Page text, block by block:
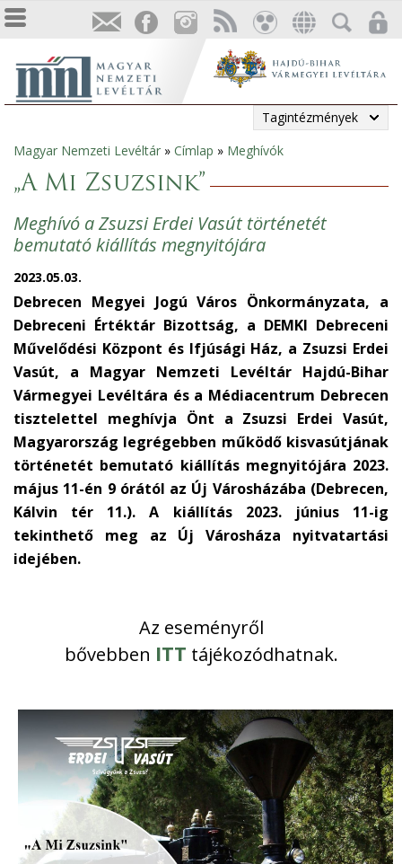
Tagintézmények
Jelenlegi
hely
Magyar Nemzeti Levéltár » Címlap » Meghívók
„A Mi Zsuzsink”
Meghívó a Zsuzsi Erdei Vasút történetét
bemutató kiállítás megnyitójára
2023.05.03.
Debrecen Megyei Jogú Város Önkormányzata, a
Debreceni Értéktár Bizottság, a DEMKI Debreceni
Művelődési Központ és Ifjúsági Ház, a Zsuzsi Erdei
Vasút, a Magyar Nemzeti Levéltár Hajdú-Bihar
Vármegyei Levéltára és a Médiacentrum Debrecen
tisztelettel meghívja Önt a Zsuzsi Erdei Vasút,
Magyarország legrégebben működő kisvasútjának
történetét bemutató kiállítás megnyitójára 2023.
május 11-én 9 órától az Új Városházába (Debrecen,
Kálvin tér 11.). A kiállítás 2023. június 11-ig
tekinthető meg az Új Városháza nyitvatartási
idejében.
Az eseményről
bővebben ITT tájékozódhatnak.